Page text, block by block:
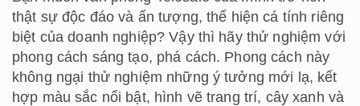
thật sự độc đáo và ấn tượng, thể hiện cá tính riêng
biệt của doanh nghiệp? Vậy thì hãy thử nghiệm với
phong cách sáng tạo, phá cách. Phong cách này
không ngại thử nghiệm những ý tưởng mới lạ, kết
hợp màu sắc nổi bật, hình vẽ trang trí, cây xanh và